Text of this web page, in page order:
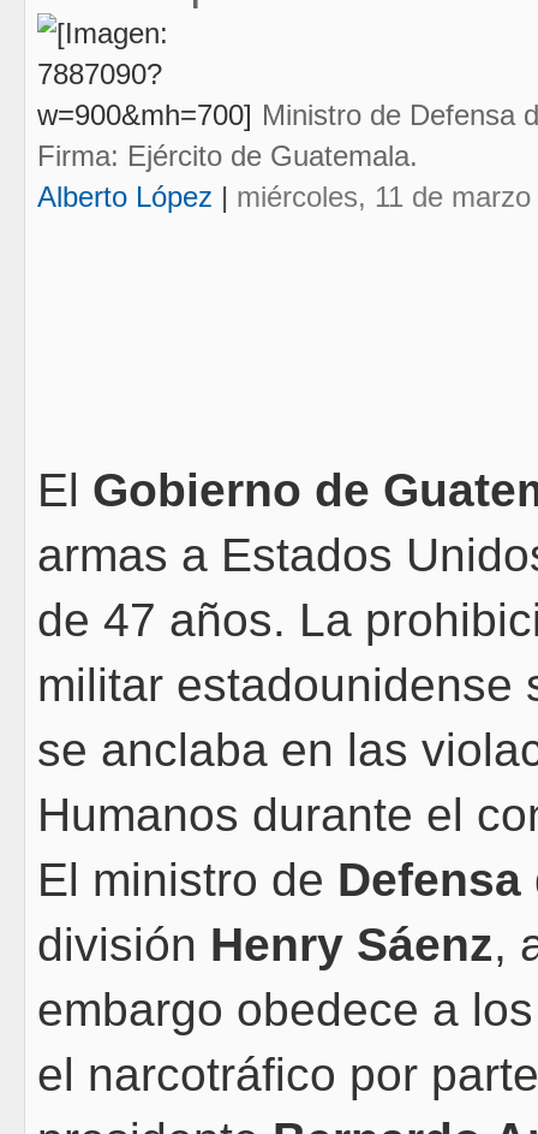
Ministro de Defensa
Firma: Ejército de Guatemala.
Alberto López | miércoles, 11 de
El Gobierno de
armas a Estados
de 47 años. La
militar estadounidense
se anclaba en las
Humanos durante el
El ministro de Defensa
división Henry Sáenz,
embargo obedece a
el narcotráfico por